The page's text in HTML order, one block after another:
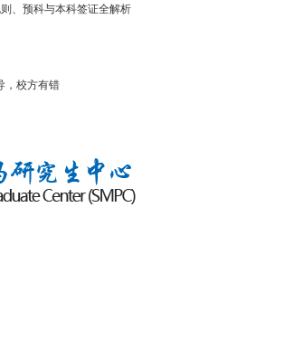
、预科与本科签证全解析
，校方有错